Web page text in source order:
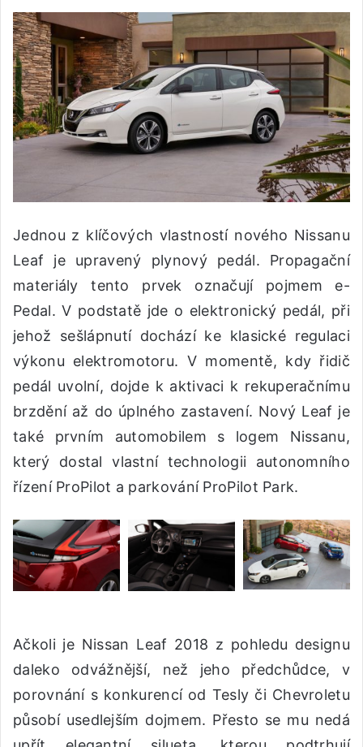
Jednou z klíčových vlastností nového Nissanu
Leaf je upravený plynový pedál. Propagační
materiály tento prvek označují pojmem e-
Pedal. V podstatě jde o elektronický pedál, při
jehož sešlápnutí dochází ke klasické regulaci
výkonu elektromotoru. V momentě, kdy řidič
pedál uvolní, dojde k aktivaci k rekuperačnímu
brzdění až do úplného zastavení. Nový Leaf je
také prvním automobilem s logem Nissanu,
který dostal vlastní technologii autonomního
řízení ProPilot a parkování ProPilot Park.
Ačkoli je Nissan Leaf 2018 z pohledu designu
daleko odvážnější, než jeho předchůdce, v
porovnání s konkurencí od Tesly či Chevroletu
působí usedlejším dojmem. Přesto se mu nedá